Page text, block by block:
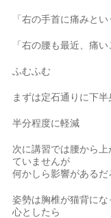
「右の手首に痛みと
「右の腰も最近、痛い
ふむふむ
まずは定石通りに下
半分程度に軽減
次に講習では腰から
ていませんが
何かしら影響があるだ
姿勢は胸椎が猫背に
心としたら